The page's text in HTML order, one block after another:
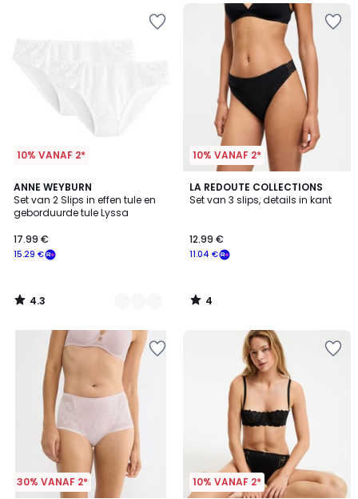
10% VANAF 2*
ANNE WEYBURN
Set van 2 Slips in effen tule en
geborduurde tule Lyssa
15.29 €
17.99 €
4.3
/ 5
5
Kleuren
4.3
/
10% VANAF 2*
LA REDOUTE COLLECTIONS
Set van 3 slips, details in kant
11.04 €
12.99 €
4
/
4
/
30% VANAF 2* 10% VANAF 2*